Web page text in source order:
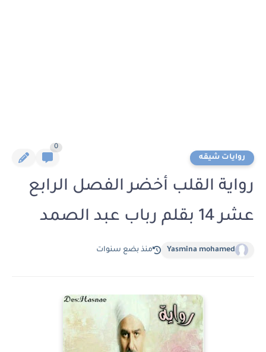
روايات شيقه
0
رواية القلب أخضر الفصل الرابع
عشر 14 بقلم رباب عبد الصمد
Yasmina mohamed منذ بضع سنوات